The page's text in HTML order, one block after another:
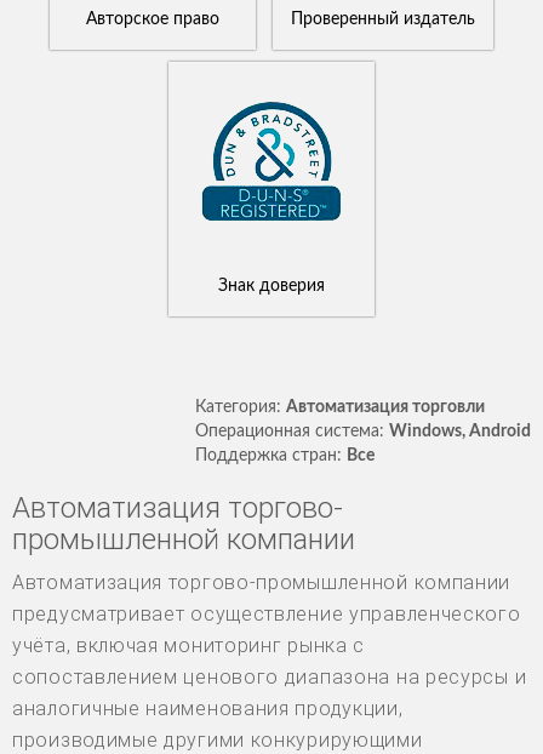
Авторское право Проверенный издатель
Знак доверия
Категория: Автоматизация торговли
Операционная система: Windows, Android
Поддержка стран: Все
Автоматизация торгово-
промышленной компании
Автоматизация торгово-промышленной компании
предусматривает осуществление управленческого
учёта, включая мониторинг рынка с
сопоставлением ценового диапазона на ресурсы и
аналогичные наименования продукции,
производимые другими конкурирующими